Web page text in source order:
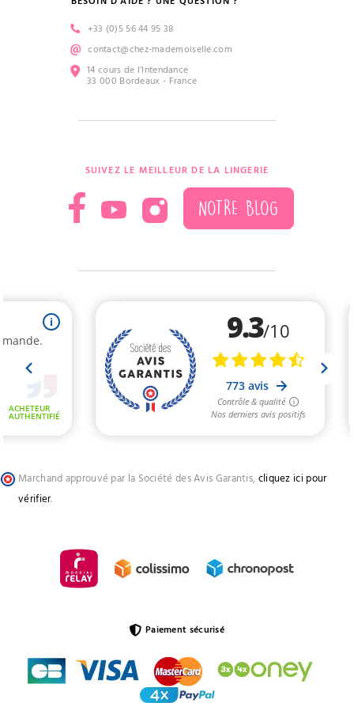
+33 (0)5 56 44 95 38
contact@chez-mademoiselle.com
14 cours de l’Intendance
33 000 Bordeaux - France
SUIVEZ LE MEILLEUR DE LA LINGERIE
NOTRE BLOG
Marchand approuvé par la Société des Avis Garantis, cliquez ici pour
vérifier.
Paiement sécurisé